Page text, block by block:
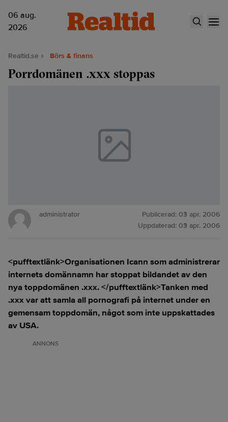
06 aug.
2026
Realtid.se Börs & finans
Porrdomänen .xxx stoppas
administrator Publicerad: 03 apr. 2006
Uppdaterad: 03 apr. 2006
<pufftextlänk>Organisationen Icann som administrerar
internets domännamn har stoppat bildandet av den
nya toppdomänen .xxx. </pufftextlänk>Tanken med
.xxx var att samla all pornografi på internet under en
gemensam toppdomän, något som inte uppskattades
av USA.
ANNONS